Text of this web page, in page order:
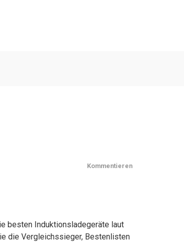
Kommentieren
besten Induktionsladegeräte laut
die Vergleichssieger, Bestenlisten